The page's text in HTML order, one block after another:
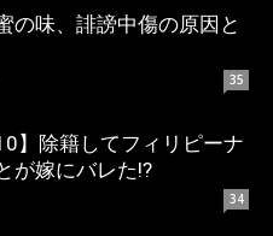
の味、誹謗中傷の原因と
35
】除籍してフィリピーナ
が嫁にバレた!?
34